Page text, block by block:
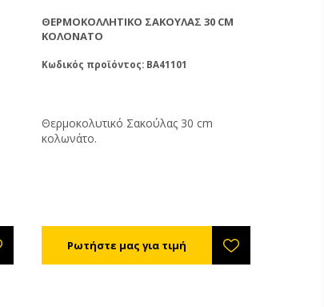
ΘΕΡΜΟΚΟΛΛΗΤΙΚΌ ΣΑΚΟΎΛΑΣ 30 CM
ΚΟΛΟΝΆΤΟ
Κωδικός προϊόντος: BA41101
Θερμοκολυτικό Σακούλας 30 cm
κολωνάτο.